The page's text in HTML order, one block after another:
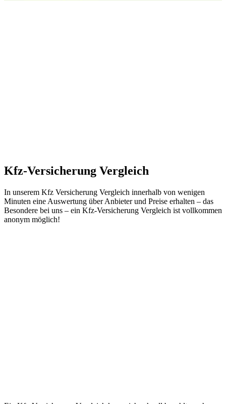
Kfz-Versicherung Vergleich
In unserem Kfz Versicherung Vergleich innerhalb von wenigen
Minuten eine Auswertung über Anbieter und Preise erhalten – das
Besondere bei uns – ein Kfz-Versicherung Vergleich ist vollkommen
anonym möglich!